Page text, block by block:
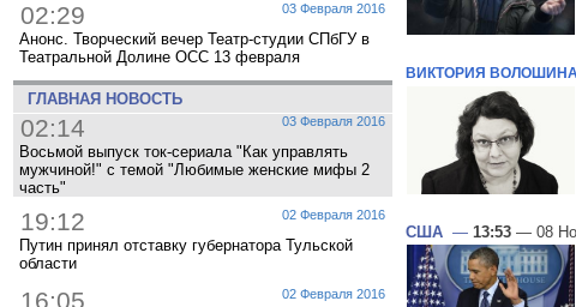
03 Февраля 2016
02:29
Анонс. Творческий вечер Театр-студии СПбГУ в
Театральной Долине ОСС 13 февраля
ГЛАВНАЯ НОВОСТЬ
03 Февраля 2016
02:14
Восьмой выпуск ток-сериала "Как управлять
мужчиной!" с темой "Любимые женские мифы 2
часть"
02 Февраля 2016
19:12
Путин принял отставку губернатора Тульской
области
02 Февраля 2016
16:05
ВИКТОРИЯ
США — 13:53 — 08